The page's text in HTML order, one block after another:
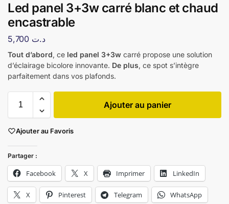
Led panel 3+3w carré blanc et chaud
encastrable
د.ت
Tout d’abord, ce led panel 3+3w carré propose une solution
d’éclairage bicolore innovante. De plus, ce spot s’intègre
parfaitement dans vos plafonds.
Ajouter au panier
Ajouter au Favoris
Partager :
Facebook X Imprimer LinkedIn
X Pinterest Telegram WhatsApp